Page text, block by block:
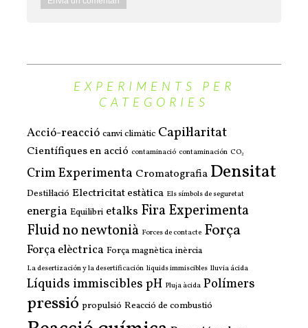
EXPERIMENTS PER
CATEGORIES
Acció-reacció canvi climàtic Capil·laritat
Científiques en acció contaminació contaminación CO₂
Crim Experimenta Cromatografia Densitat
Destil·lació Electricitat estàtica Els símbols de seguretat
energia Equilibri etalks Fira Experimenta
Fluid no newtonià Forces de contacte Força
Força elèctrica Força magnètica inèrcia
La desertización y la desertificación liquids immiscibles lluvia ácida
Líquids immisciblespH Pluja àcida Polímers
pressió propulsió Reacció de combustió